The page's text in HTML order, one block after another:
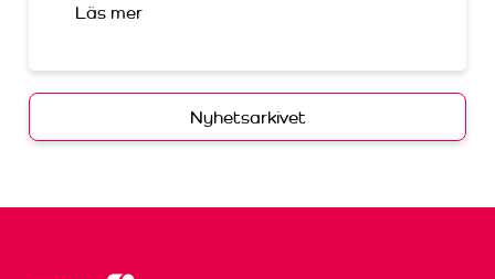
Läs mer
Nyhetsarkivet